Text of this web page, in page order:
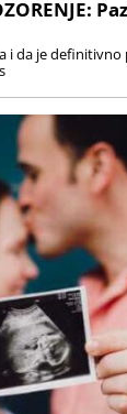
i da je definitivno